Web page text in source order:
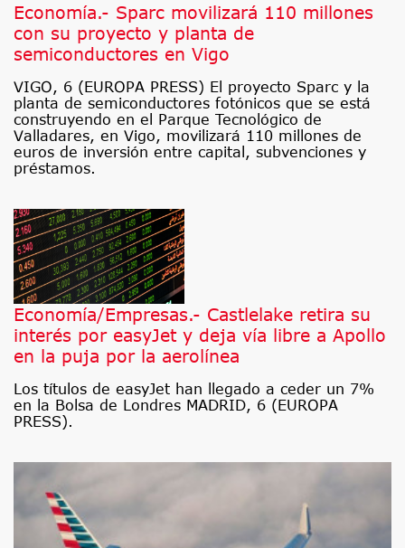
Economía.- Sparc movilizará 110 millones
con su proyecto y planta de
semiconductores en Vigo
VIGO, 6 (EUROPA PRESS) El proyecto Sparc y la
planta de semiconductores fotónicos que se está
construyendo en el Parque Tecnológico de
Valladares, en Vigo, movilizará 110 millones de
euros de inversión entre capital, subvenciones y
préstamos.
Economía/Empresas.- Castlelake retira su
interés por easyJet y deja vía libre a Apollo
en la puja por la aerolínea
Los títulos de easyJet han llegado a ceder un 7%
en la Bolsa de Londres MADRID, 6 (EUROPA
PRESS).